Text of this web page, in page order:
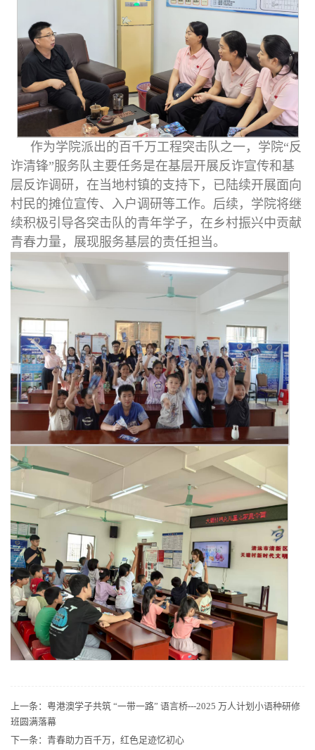
作为学院派出的百千万工程突击队之一，学院“反
诈清锋”服务队主要任务是在基层开展反诈宣传和基
层反诈调研，在当地村镇的支持下，已陆续开展面向
村民的摊位宣传、入户调研等工作。后续，学院将继
续积极引导各突击队的青年学子，在乡村振兴中贡献
青春力量，展现服务基层的责任担当。
上一条： 粤港澳学子共筑 “一带一路” 语言桥---2025 万人计划小语种研修
班圆满落幕
下一条： 青春助力百千万，红色足迹忆初心